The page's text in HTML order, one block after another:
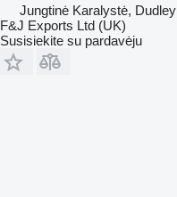
Jungtinė Karalystė, Dudley
F&J Exports Ltd (UK)
Susisiekite su pardavėju